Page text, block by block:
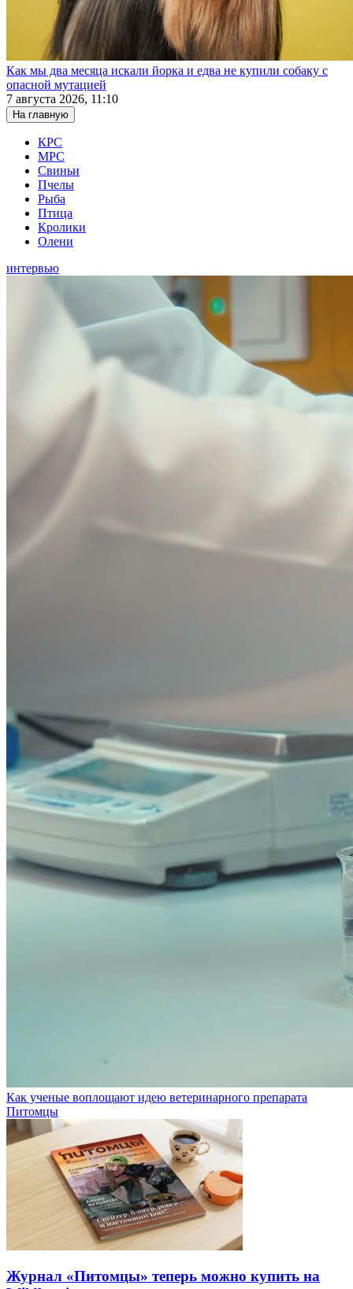
Как мы два месяца искали йорка и едва не купили собаку с
опасной мутацией
7 августа 2026, 11:10
На главную
КРС
МРС
Свиньи
Пчелы
Рыба
Птица
Кролики
Олени
интервью
Как ученые воплощают идею ветеринарного препарата
Питомцы
Журнал «Питомцы» теперь можно купить на